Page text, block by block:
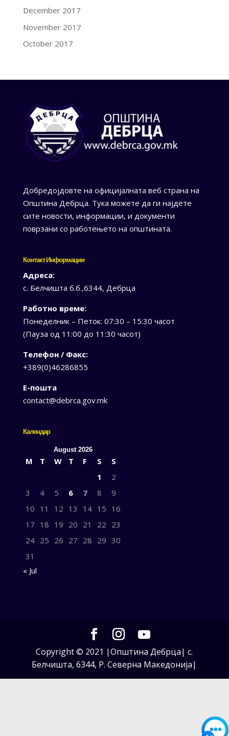
December 2017
November 2017
October 2017
Добредојдовте на официјалната веб страна на
Општина Дебрца. Тука можете да ги најдете
сите новости, информации, и документи
поврзани со работењето на општината.
Контакт Информации
Адреса:
с. Белчишта б.б.,6344, Дебрца
Работно време:
Понеделник – Петок: 07:30 – 15:30 часот
(Пауза од 11:00 до 11:30 часот)
Телефон / Факс:
+389(0)46286855
Е-пошта
contact@debrca.gov.mk
Календар
August 2026
M T W T F S
S
1
2
3
4 5 6 7 8
9
10 11 12 13 14 15 16
17 18 19 20 21 22 23
24 25 26 27 28 29 30
31
« Jul
Copyright © 2021 |Општина Дебрца| с.
Белчишта, 6344, Р. Северна Македонија|